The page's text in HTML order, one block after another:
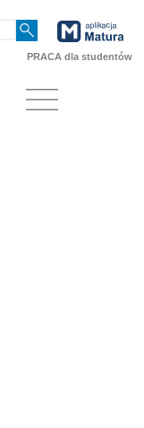
PRACA dla studentów